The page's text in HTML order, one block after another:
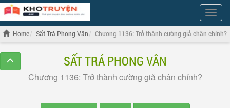
Show
Menu
Home Sất Trá Phong Vân Chương 1136: Trở thành cường giả chân chính?
SẤT TRÁ PHONG VÂN
Chương 1136: Trở thành cường giả chân chính?